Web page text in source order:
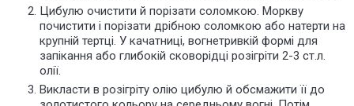
Цибулю очистити й порізати соломкою. Моркву
почистити і порізати дрібною соломкою або натерти на
крупній тертці. У качатниці, вогнетривкій формі для
запікання або глибокій сковорідці розігріти 2-3 ст.л.
олії.
Викласти в розігріту олію цибулю й обсмажити її до